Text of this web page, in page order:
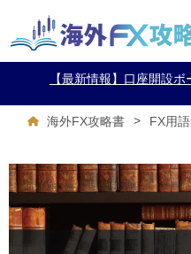
【最新情報】口座開設
海外FX攻略書 > FX用